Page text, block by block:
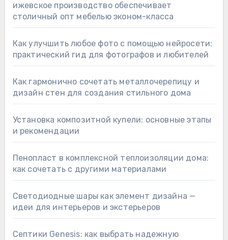
ижевское производство обеспечивает
столичный опт мебелью эконом-класса
Как улучшить любое фото с помощью нейросети:
практический гид для фотографов и любителей
Как гармонично сочетать металлочерепицу и
дизайн стен для создания стильного дома
Установка композитной купели: основные этапы
и рекомендации
Пенопласт в комплексной теплоизоляции дома:
как сочетать с другими материалами
Светодиодные шары как элемент дизайна —
идеи для интерьеров и экстерьеров
Септики Genesis: как выбрать надежную